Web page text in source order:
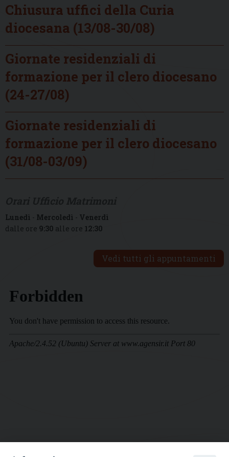
Chiusura uffici della Curia
diocesana (13/08-30/08)
Giornate residenziali di
formazione per il clero diocesano
(24-27/08)
Giornate residenziali di
formazione per il clero diocesano
(31/08-03/09)
Lunedì - Mercoledì - Venerdì
dalle ore 9:30 alle ore 12:30
Vedi tutti gli appuntamenti